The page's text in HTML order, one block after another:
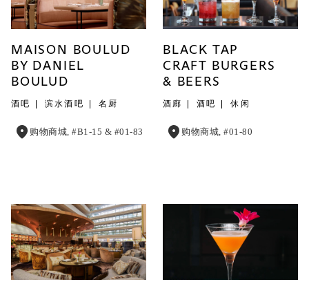
MAISON BOULUD
BY DANIEL
BOULUD
酒吧 滨水酒吧 名厨
购物商城, #B1-15 & #01-83
BLACK TAP
CRAFT BURGERS
& BEERS
酒廊 酒吧 休闲
购物商城, #01-80